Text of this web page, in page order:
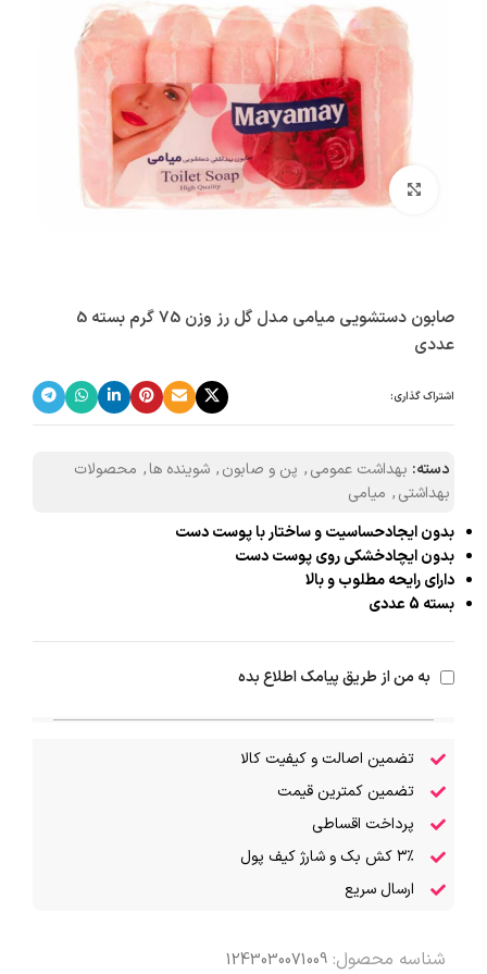
بزرگنمایی تصویر
صابون دستشویی میامی مدل گل رز وزن 75 گرم بسته 5
عددی
اشتراک گذاری:
دسته: بهداشت عمومی, پن و صابون, شوینده ها, محصولات
بهداشتی, میامی
بدون ایجادحساسیت و ساختار با پوست دست
بدون ایچادخشکی روی پوست دست
دارای رایحه مطلوب و بالا
بسته 5 عددی
به من از طریق پیامک اطلاع بده
تضمین اصالت و کیفیت کالا
تضمین کمترین قیمت
پرداخت اقساطی
۳٪ کش بک و شارژ کیف پول
ارسال سریع
شناسه محصول: 1243030071009